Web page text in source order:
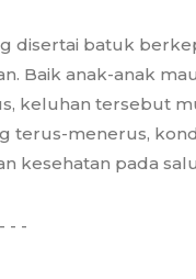
disertai batuk
Baik anak-anak
keluhan tersebut
terus-menerus,
kesehatan pada